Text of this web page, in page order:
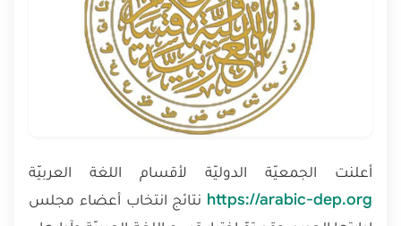
أعلنت الجمعيّة الدوليّة لأقسام اللغة العربيّة
https://arabic-dep.org نتائج انتخاب أعضاء مجلس